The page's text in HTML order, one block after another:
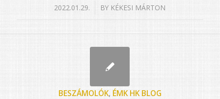
2022.01.29.
/ BY KÉKESI MÁRTON
BESZÁMOLÓK, ÉMK HK BLOG